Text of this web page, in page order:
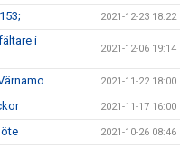
2021-12-23 18:22
i
2021-12-06 19:14
2021-11-22 18:00
2021-11-17 16:00
2021-10-26 08:46